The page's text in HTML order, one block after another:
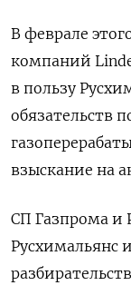
В феврале
компаний
в пользу
обязательств
взыскание на
СП Газпрома и
Русхимальянс